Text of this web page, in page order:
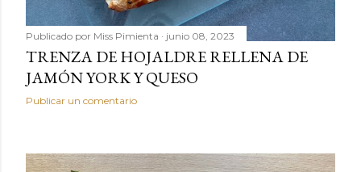
Publicado por Miss Pimienta junio 08, 2023
TRENZA DE HOJALDRE RELLENA DE
JAMÓN YORK Y QUESO
Publicar un comentario